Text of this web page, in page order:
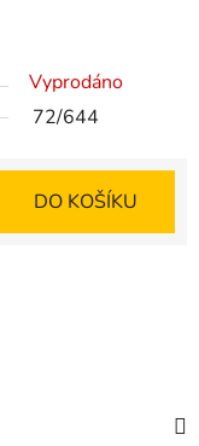
Vyprodáno
72/644
DO KOŠÍKU